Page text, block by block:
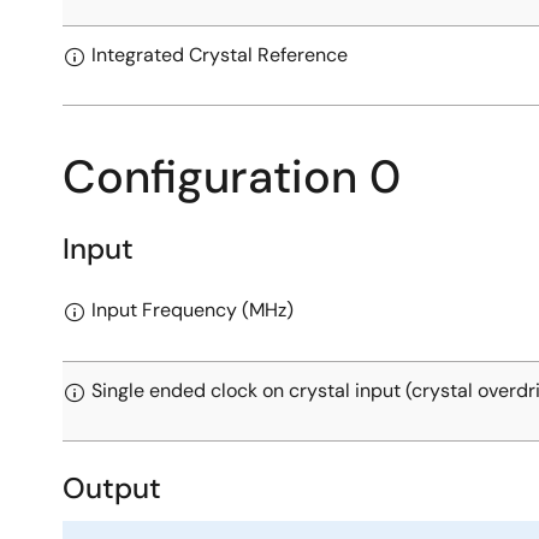
Integrated Crystal Reference
Configuration 0
Input
Input Frequency (MHz)
Single ended clock on crystal input (crystal
Output